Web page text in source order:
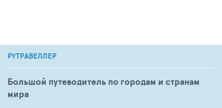
РУТРАВЕЛЛЕР
Большой путеводитель по городам и странам
мира